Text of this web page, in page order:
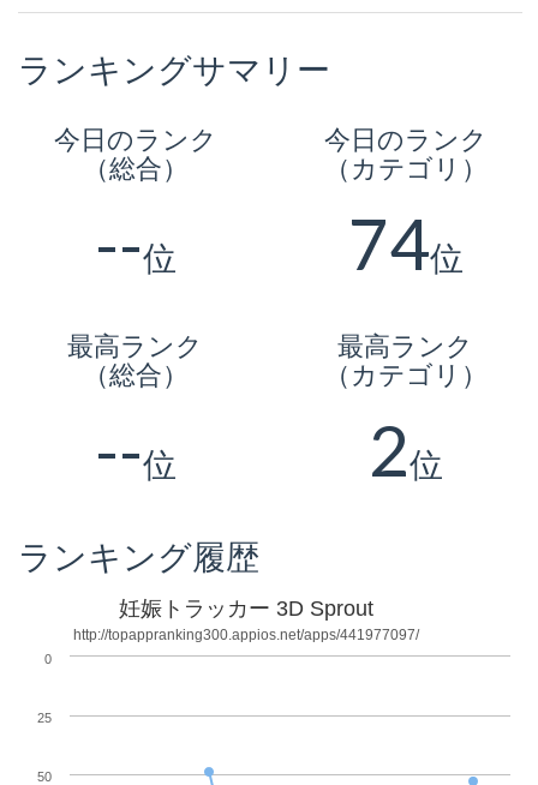
ランキングサマリー
今日のランク
（総合）
--位
今日のランク
（カテゴリ）
74位
最高ランク
（総合）
--位
最高ランク
（カテゴリ）
2位
ランキング履歴
妊娠トラッカー 3D Sprout
http://topappranking300.appios.net/apps/441977097/
0
25
50